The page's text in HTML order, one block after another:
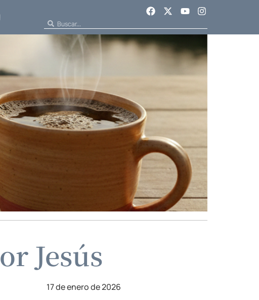
Jesús
17 de enero de 2026